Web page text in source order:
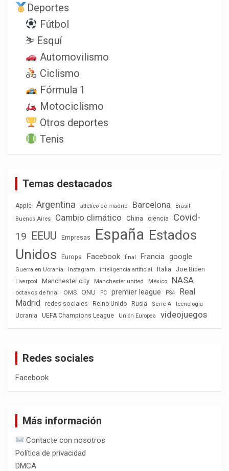
Deportes
Fútbol
⛷️ Esquí
Automovilismo
Ciclismo
Fórmula 1
Motociclismo
Otros deportes
Tenis
Temas destacados
Apple Argentina atlético de madrid Barcelona
Brasil
Buenos Aires
Cambio climático China ciencia
Covid-
19 EEUU Empresas España Estados
Unidos
Europa Facebook final Francia google
Guerra en Ucrania Instagram inteligencia artificial Italia Joe Biden
Liverpool Manchester city Manchester united México NASA
octavos de final OMS ONU PC premier league PS4
Real
Madrid
redes sociales Reino Unido Rusia Serie A
tecnología
Ucrania
UEFA Champions League Unión Europea videojuegos
Redes sociales
Facebook
Más información
Contacte con nosotros
Política de privacidad
DMCA